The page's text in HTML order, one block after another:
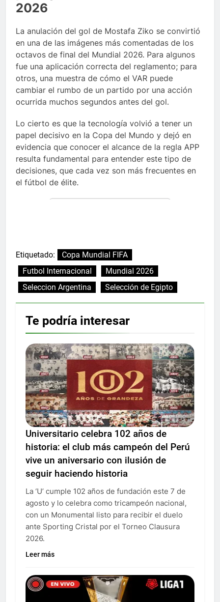
2026
La anulación del gol de Mostafa Ziko se convirtió
en una de las imágenes más comentadas de los
octavos de final del Mundial 2026. Para algunos
fue una aplicación correcta del reglamento; para
otros, una muestra de cómo el VAR puede
cambiar el rumbo de un partido por una acción
ocurrida muchos segundos antes del gol.
Lo cierto es que la tecnología volvió a tener un
papel decisivo en la Copa del Mundo y dejó en
evidencia que conocer el alcance de la regla APP
resulta fundamental para entender este tipo de
decisiones, que cada vez son más frecuentes en
el fútbol de élite.
Etiquetado:
Copa Mundial FIFA
Futbol Internacional
Mundial 2026
Seleccion Argentina
Selección de Egipto
Te podría interesar
Universitario celebra 102 años de
historia: el club más campeón del Perú
vive un aniversario con ilusión de
seguir haciendo historia
La ‘U’ cumple 102 años de fundación este 7 de
agosto y lo celebra como tricampeón nacional,
con un Monumental listo para recibir el duelo
ante Sporting Cristal por el Torneo Clausura
2026.
Leer más